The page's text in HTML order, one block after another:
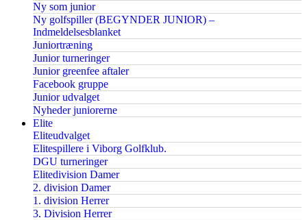
Ny som junior
Ny golfspiller (BEGYNDER JUNIOR) –
Indmeldelsesblanket
Juniortræning
Junior turneringer
Junior greenfee aftaler
Facebook gruppe
Junior udvalget
Nyheder juniorerne
Elite
Eliteudvalget
Elitespillere i Viborg Golfklub.
DGU turneringer
Elitedivision Damer
2. division Damer
1. division Herrer
3. Division Herrer